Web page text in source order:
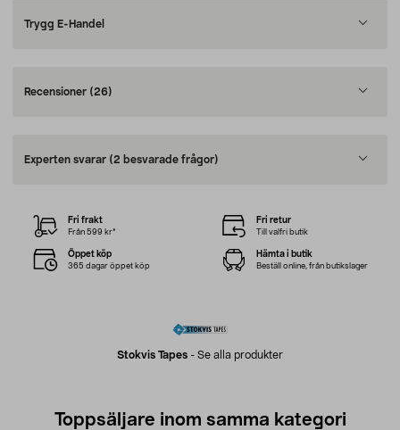
Trygg E-Handel
Recensioner (26)
Experten svarar (2 besvarade frågor)
Stokvis Tapes - Se alla produkter
Fri frakt
Från 599 kr*
Fri retur
Till valfri butik
Öppet köp
365 dagar öppet köp
Hämta i butik
Beställ online, från butikslager
Toppsäljare inom samma kategori